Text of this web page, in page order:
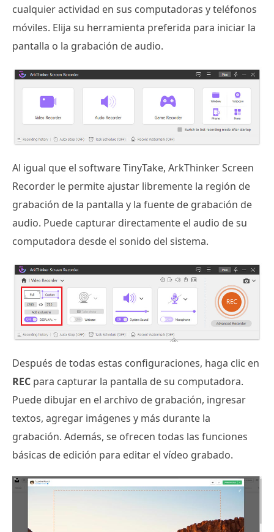
cualquier actividad en sus computadoras y teléfonos
móviles. Elija su herramienta preferida para iniciar la
pantalla o la grabación de audio.
Al igual que el software TinyTake, ArkThinker Screen
Recorder le permite ajustar libremente la región de
grabación de la pantalla y la fuente de grabación de
audio. Puede capturar directamente el audio de su
computadora desde el sonido del sistema.
Después de todas estas configuraciones, haga clic en
REC para capturar la pantalla de su computadora.
Puede dibujar en el archivo de grabación, ingresar
textos, agregar imágenes y más durante la
grabación. Además, se ofrecen todas las funciones
básicas de edición para editar el vídeo grabado.